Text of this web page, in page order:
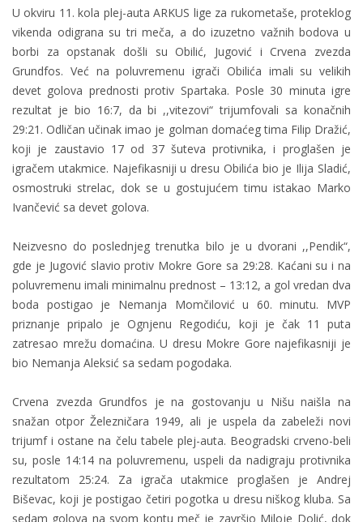
U okviru 11. kola plej-auta ARKUS lige za rukometaše, proteklog
vikenda odigrana su tri meča, a do izuzetno važnih bodova u
borbi za opstanak došli su Obilić, Jugović i Crvena zvezda
Grundfos. Već na poluvremenu igrači Obilića imali su velikih
devet golova prednosti protiv Spartaka. Posle 30 minuta igre
rezultat je bio 16:7, da bi ,,vitezovi“ trijumfovali sa konačnih
29:21. Odličan učinak imao je golman domaćeg tima Filip Dražić,
koji je zaustavio 17 od 37 šuteva protivnika, i proglašen je
igračem utakmice. Najefikasniji u dresu Obilića bio je Ilija Sladić,
osmostruki strelac, dok se u gostujućem timu istakao Marko
Ivančević sa devet golova.
Neizvesno do poslednjeg trenutka bilo je u dvorani ,,Pendik“,
gde je Jugović slavio protiv Mokre Gore sa 29:28. Kaćani su i na
poluvremenu imali minimalnu prednost – 13:12, a gol vredan dva
boda postigao je Nemanja Momčilović u 60. minutu. MVP
priznanje pripalo je Ognjenu Regodiću, koji je čak 11 puta
zatresao mrežu domaćina. U dresu Mokre Gore najefikasniji je
bio Nemanja Aleksić sa sedam pogodaka.
Crvena zvezda Grundfos je na gostovanju u Nišu naišla na
snažan otpor Železničara 1949, ali je uspela da zabeleži novi
trijumf i ostane na čelu tabele plej-auta. Beogradski crveno-beli
su, posle 14:14 na poluvremenu, uspeli da nadigraju protivnika
rezultatom 25:24. Za igrača utakmice proglašen je Andrej
Biševac, koji je postigao četiri pogotka u dresu niškog kluba. Sa
sedam golova na svom kontu meč je završio Miloje Dolić, dok